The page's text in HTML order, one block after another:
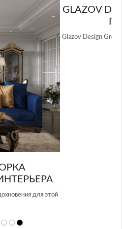
– УНИКАЛЬНЫЙ
К ДИЗАЙНУ
лучших студий дизайна интерьера